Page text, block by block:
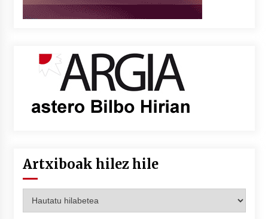
Artxiboak hilez hile
hilez